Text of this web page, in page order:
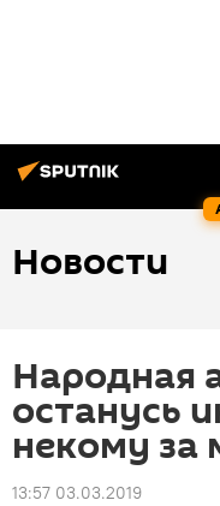
Новости
Народная
останусь
некому за
13:57 03.03.2019